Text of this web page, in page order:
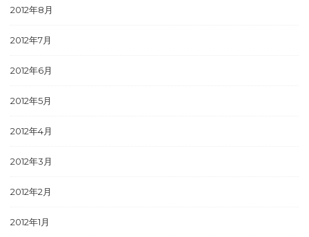
2012年8月
2012年7月
2012年6月
2012年5月
2012年4月
2012年3月
2012年2月
2012年1月